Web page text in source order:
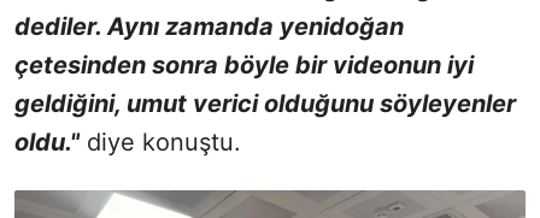
dediler. Aynı zamanda yenidoğan
çetesinden sonra böyle bir videonun iyi
geldiğini, umut verici olduğunu söyleyenler
oldu."diye konuştu.